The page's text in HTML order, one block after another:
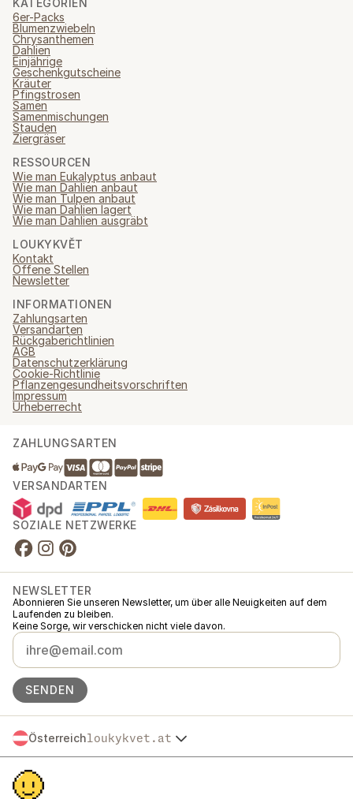
KATEGORIEN
6er-Packs
Blumenzwiebeln
Chrysanthemen
Dahlien
Einjährige
Geschenkgutscheine
Kräuter
Pfingstrosen
Samen
Samenmischungen
Stauden
Ziergräser
RESSOURCEN
Wie man Eukalyptus anbaut
Wie man Dahlien anbaut
Wie man Tulpen anbaut
Wie man Dahlien lagert
Wie man Dahlien ausgräbt
LOUKYKVĚT
Kontakt
Offene Stellen
Newsletter
INFORMATIONEN
Zahlungsarten
Versandarten
Rückgaberichtlinien
AGB
Datenschutzerklärung
Cookie-Richtlinie
Pflanzengesundheitsvorschriften
Impressum
Urheberrecht
ZAHLUNGSARTEN
VERSANDARTEN
SOZIALE NETZWERKE
NEWSLETTER
Abonnieren Sie unseren Newsletter, um über alle Neuigkeiten auf dem
Laufenden zu bleiben.
Keine Sorge, wir verschicken nicht viele davon.
SENDEN
Österreichloukykvet.at
Česko
Slovensko
Polska
Loukykvět s.r.o. ist im Handelsregister beim Stadtgericht in Prag,
Abteilung C, Einlage 268616 eingetragen.